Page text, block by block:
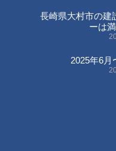
長崎県大村市の建
ーは
2025年6月